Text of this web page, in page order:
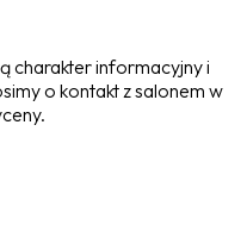
charakter informacyjny i
o kontakt z salonem w